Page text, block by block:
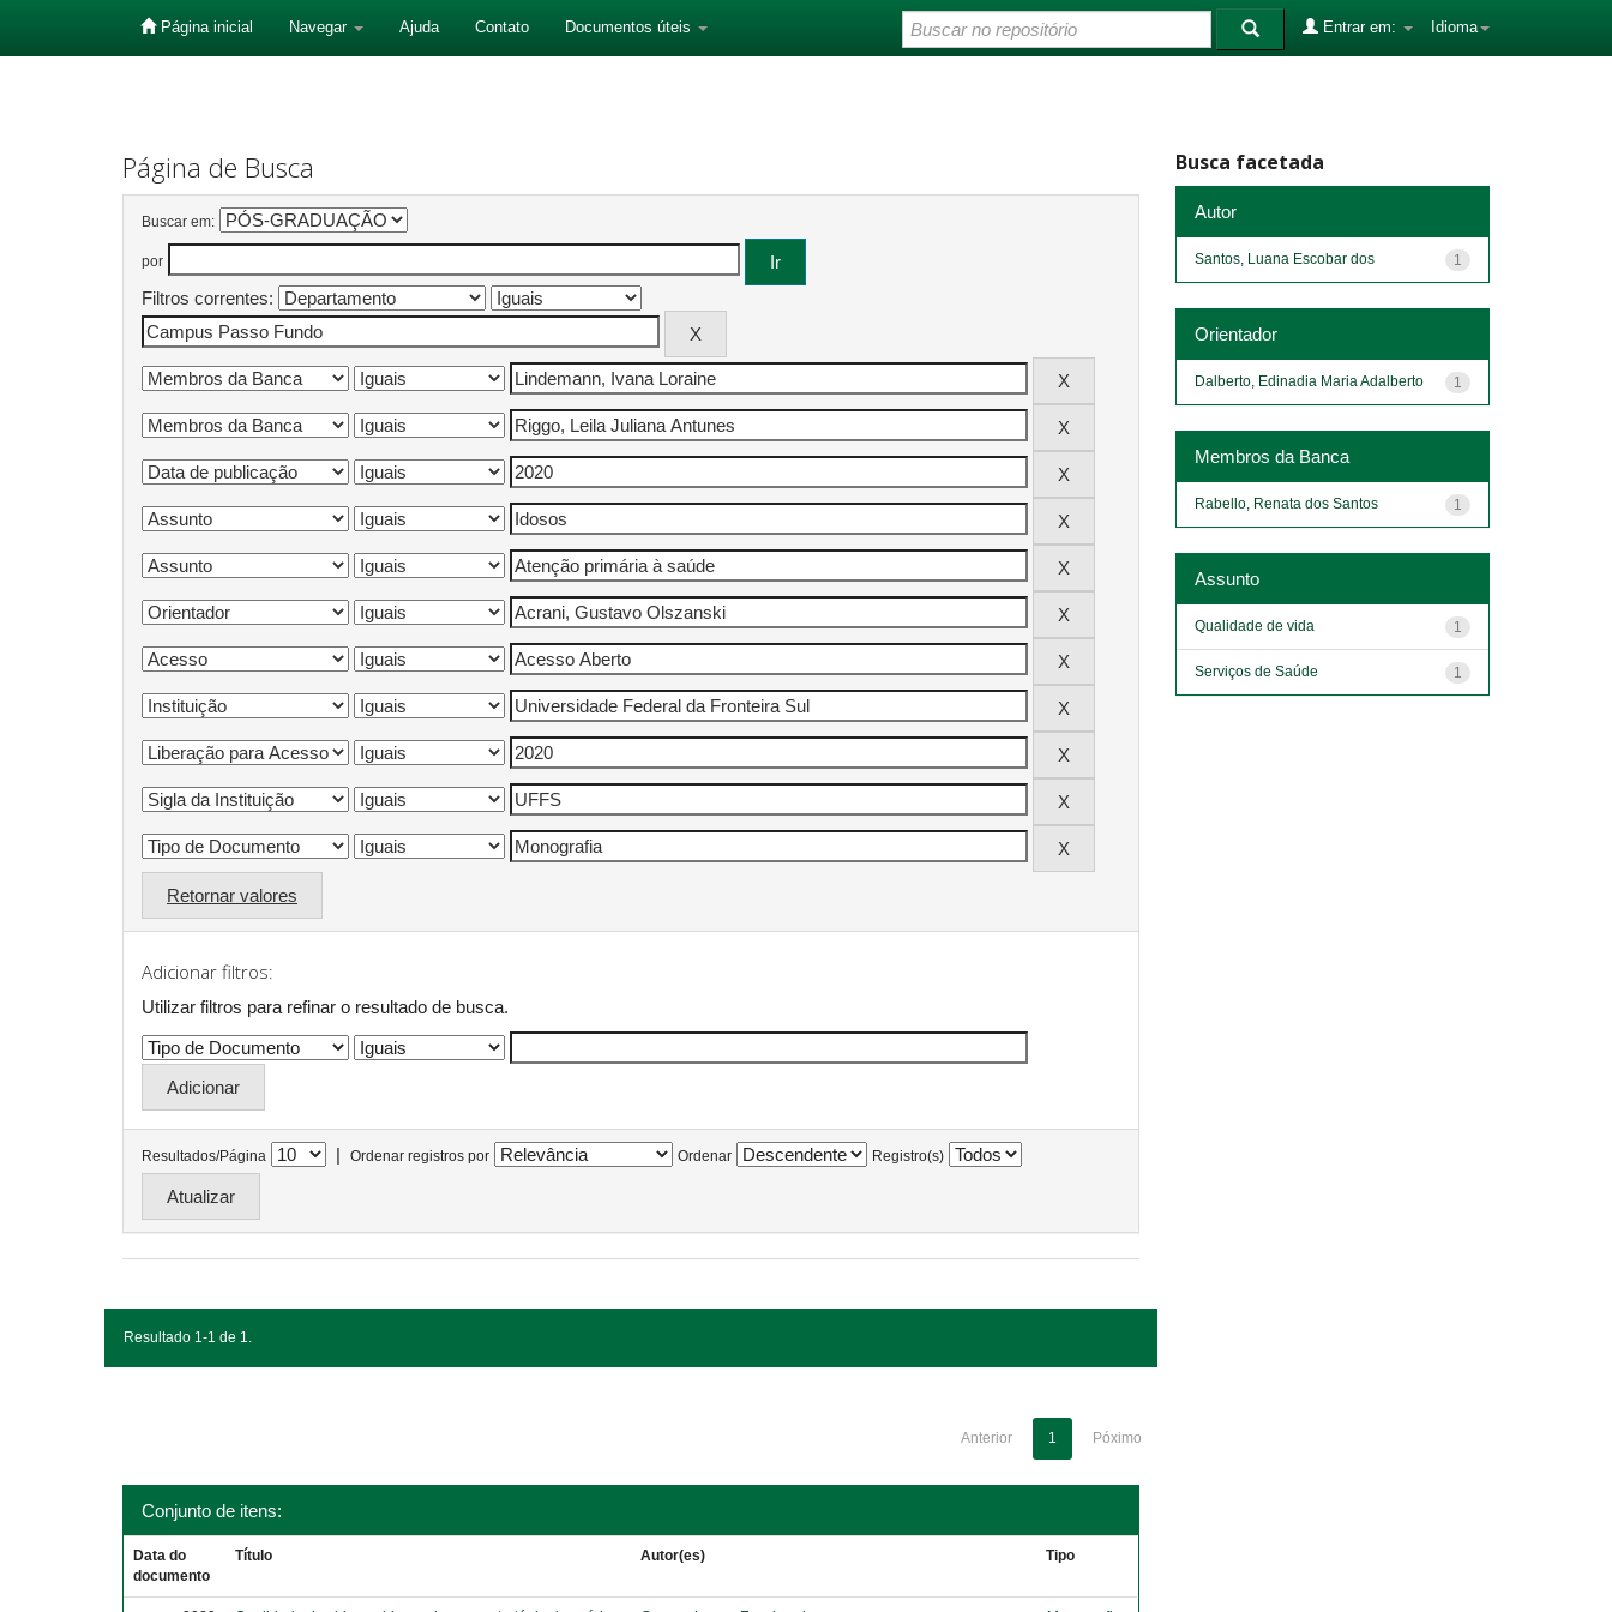
Página inicial Navegar Ajuda Contato Documentos úteis Idioma
Entrar em:
Página de Busca
Buscar em:
por
Filtros correntes:
Retornar valores
Adicionar filtros:
Utilizar filtros para refinar o resultado de busca.
Resultados/Página | Ordenar registros por Ordenar Registro(s)
Resultado 1-1 de 1.
Anterior 1 Póximo
Conjunto de itens:
Data do
documento
Título Autor(es) Tipo
Busca facetada
Autor
1
Santos, Luana Escobar dos
Orientador
1
Dalberto, Edinadia Maria Adalberto
Membros da Banca
1
Rabello, Renata dos Santos
Assunto
1
Qualidade de vida
1
Serviços de Saúde